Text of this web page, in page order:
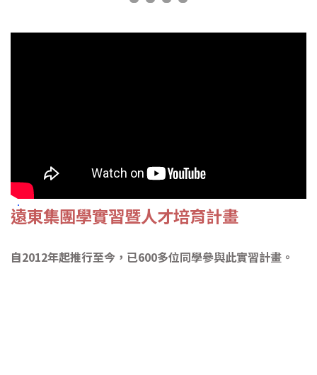
遠東集團學實習暨人才培育計畫
自2012年起推行至今，已600多位同學參與此實習計畫。